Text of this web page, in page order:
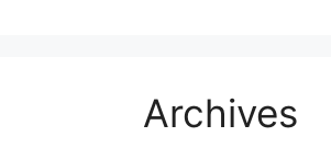
Archives